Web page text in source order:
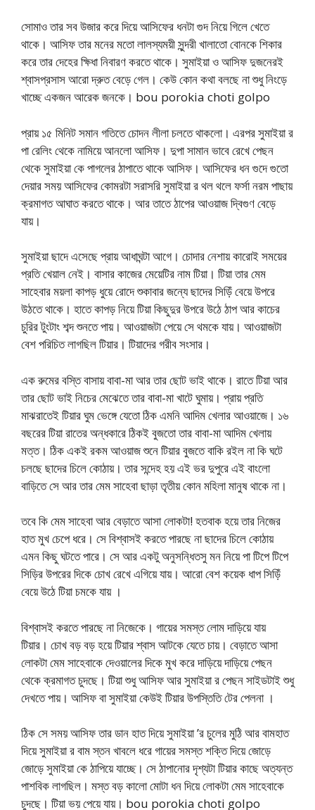
সোমাও তার সব উজার করে দিয়ে আসিফের ধনটা গুদ নিয়ে গিলে খেতে
থাকে। আসিফ তার মনের মতো লালস্যময়ী সুন্দরী খালাতো বোনকে শিকার
করে তার দেহের ক্ষিধা নিবারণ করতে থাকে। সুমাইয়া ও আসিফ দুজনেরই
শ্বাসপ্রসাস আরো দ্রুত বেড়ে গেল। কেউ কোন কথা বলছে না শুধু নিংড়ে
খাচ্ছে একজন আরেক জনকে। bou porokia choti golpo
প্রায় ১৫ ‍মিনিট সমান গতিতে চোদন লীলা চলতে থাকলো। এরপর সুমাইয়া র
পা রেলিং থেকে নামিয়ে আনলো আসিফ। দুপা সামান ভাবে রেখে পেছন
থেকে সুমাইয়া কে পাগলের ঠাপাতে থাকে আসিফ। আসিফের ধন গুদে গুতো
দেয়ার সময় আসিফের কোমরটা সরাসরি সুমাইয়া র থল থলে ফর্সা নরম পাছায়
ক্রমাগত আঘাত করতে থাকে। আর তাতে ঠাপের আওয়াজ দ্বিগুণ বেড়ে
যায়।
সুমাইয়া ছাদে এসেছে প্রায় আধাঘন্টা আগে। চোদার নেশায় কারোই সময়ের
প্রতি খেয়াল নেই। বাসার কাজের মেয়েটির নাম টিয়া। টিয়া তার মেম
সাহেবার ময়লা কাপড় ধুয়ে রোদে শুকাবার জন্যে ছাদের সিড়িঁ বেয়ে উপরে
উঠতে থাকে। হাতে কাপড় নিয়ে টিয়া কিছুদুর উপরে উঠে ঠাপ আর কাচের
চুরির টুংটাং শব্দ শুনতে পায়। আওয়াজটা পেয়ে সে থমকে যায়। আওয়াজটা
বেশ পরিচিত লাগছিল টিয়ার। টিয়াদের গরীব সংসার।
এক রুমের বস্তি বাসায় বাবা-মা আর তার ছোট ভাই থাকে। রাতে টিয়া আর
তার ছোট ভাই নিচের মেঝেতে তার বাবা-মা খাটে ঘুমায়। প্রায় প্রতি
মাঝরাতেই টিয়ার ঘুম ভেঙ্গে যেতো ঠিক এমনি আদিম খেলার আওয়াজে। ১৬
বছরের টিয়া রাতের অন্ধকারে ঠিকই বুজতো তার বাবা-মা আদিম খেলায়
মত্ত। ঠিক একই রকম আওয়াজ শুনে টিয়ার বুজতে বাকি রইল না কি ঘটে
চলছে ছাদের চিলে কোঠায়। তার সন্দেহ হয় এই ভর দুপুরে এই বাংলো
বাড়িতে সে আর তার মেম সাহেবা ছাড়া তৃতীয় কোন মহিলা মানুষ থাকে না।
তবে কি মেম সাহেবা আর বেড়াতে আসা লোকটা! হতবাক হয়ে তার নিজের
হাত মুখ চেপে ধরে। সে বিশ্বাসই করতে পারছে না ছাদের চিলে কোঠায়
এমন কিছু ঘটতে পারে। সে আর একটু অনুসন্ধিতসু মন নিয়ে পা টিপে টিপে
সিড়ির উপরের দিকে চোখ রেখে এগিয়ে যায়। আরো বেশ কয়েক ধাপ সিড়িঁ
বেয়ে উঠে টিয়া চমকে যায় ।
বিশ্বাসই করতে পারছে না নিজেকে। গায়ের সমস্ত লোম দাড়িয়ে যায়
টিয়ার। চোখ বড় বড় হয়ে টিয়ার শ্বাস আটকে যেতে চায়। বেড়াতে আসা
লোকটা মেম সাহেবাকে দেওয়ালের দিকে মুখ করে দাড়িয়ে দাড়িয়ে পেছন
থেকে ক্রমাগত চুদছে। টিয়া শুধু আসিফ আর সুমাইয়া র পেছন সাইডটাই শুধু
দেখতে পায়। আসিফ বা সুমাইয়া কেউই টিয়ার উপস্তিতি টের পেলনা ।
ঠিক সে সময় আসিফ তার ডান হাত দিয়ে সুমাইয়া ’র চুলের মুঠি আর বামহাত
দিয়ে সুমাইয়া র বাম স্তন খাবলে ধরে গায়ের সমস্ত শক্তি দিয়ে জোড়ে
জোড়ে সুমাইয়া কে ঠাপিয়ে যাচ্ছে। সে ঠাপানোর দৃশ্যটা টিয়ার কাছে অত্যন্ত
পাশবিক লাগছিল। মস্ত বড় কালো মোটা ধন দিয়ে লোকটা মেম সাহেবাকে
চুদছে। টিয়া ভয় পেয়ে যায়। bou porokia choti golpo